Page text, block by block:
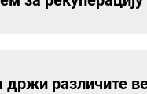
различите